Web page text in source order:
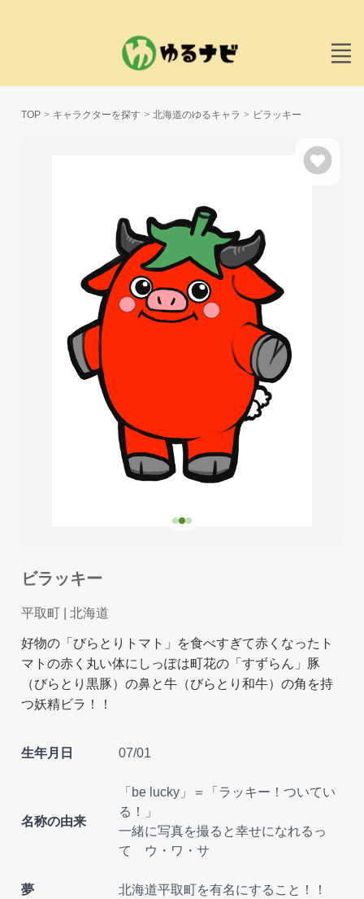
TOP キャラクターを探す 北海道のゆるキャラ ビラッキー
ビラッキー
平取町 | 北海道
好物の「びらとりトマト」を食べすぎて赤くなったト
マトの赤く丸い体にしっぽは町花の「すずらん」豚
（びらとり黒豚）の鼻と牛（びらとり和牛）の角を持
つ妖精ビラ！！
生年月日 07/01
名称の由来
「be lucky」＝「ラッキー！ついてい
る！」
一緒に写真を撮ると幸せになれるっ
て ウ・ワ・サ
夢 北海道平取町を有名にすること！！